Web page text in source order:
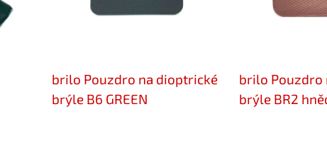
brilo Pouzdro na dioptrické
brýle B6 GREEN
brilo Pouzdro
brýle BR2